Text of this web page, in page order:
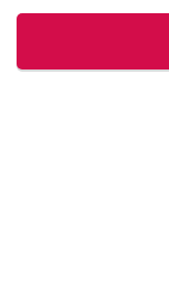
レビューしています。毎
し